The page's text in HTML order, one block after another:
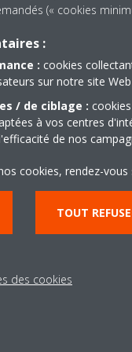
Besoin
(« cookies
:
: cookies
sur notre site
/ de ciblage :
à vos centres
de nos
cookies, rendez-
TOUT
des cookies